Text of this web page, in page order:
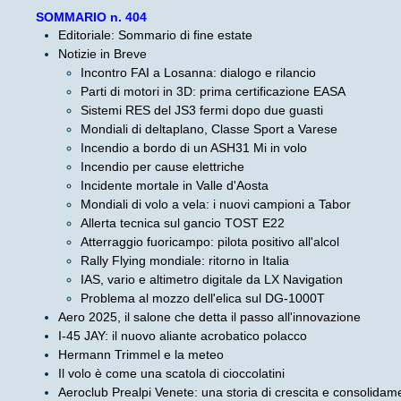
SOMMARIO n. 404
Editoriale: Sommario di fine estate
Notizie in Breve
Incontro FAI a Losanna: dialogo e rilancio
Parti di motori in 3D: prima certificazione EASA
Sistemi RES del JS3 fermi dopo due guasti
Mondiali di deltaplano, Classe Sport a Varese
Incendio a bordo di un ASH31 Mi in volo
Incendio per cause elettriche
Incidente mortale in Valle d'Aosta
Mondiali di volo a vela: i nuovi campioni a Tabor
Allerta tecnica sul gancio TOST E22
Atterraggio fuoricampo: pilota positivo all'alcol
Rally Flying mondiale: ritorno in Italia
IAS, vario e altimetro digitale da LX Navigation
Problema al mozzo dell'elica sul DG-1000T
Aero 2025, il salone che detta il passo all'innovazione
I-45 JAY: il nuovo aliante acrobatico polacco
Hermann Trimmel e la meteo
Il volo è come una scatola di cioccolatini
Aeroclub Prealpi Venete: una storia di crescita e